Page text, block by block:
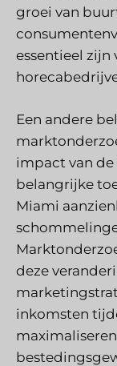
groei van
essentieel zijn
Een andere
impact van de
belangrijke
Miami
deze
inkomsten